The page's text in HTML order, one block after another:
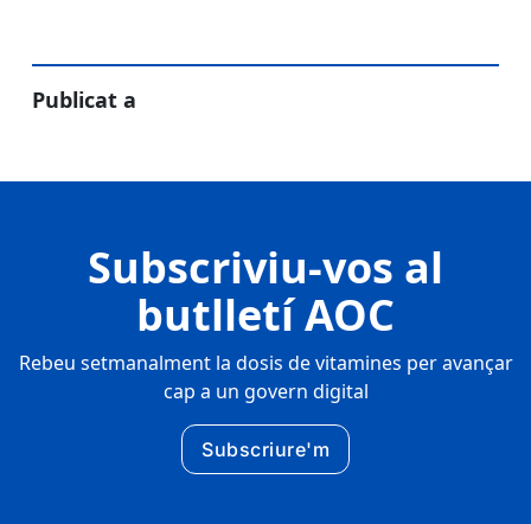
Publicat a
Subscriviu-vos al
butlletí AOC
Rebeu setmanalment la dosis de vitamines per avançar
cap a un govern digital
Subscriure'm